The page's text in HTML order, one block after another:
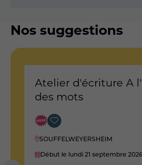
Nos suggestions
Atelier d'écriture A
des mots
SOUFFELWEYERSHEIM
Début le lundi 21 septembre 2026